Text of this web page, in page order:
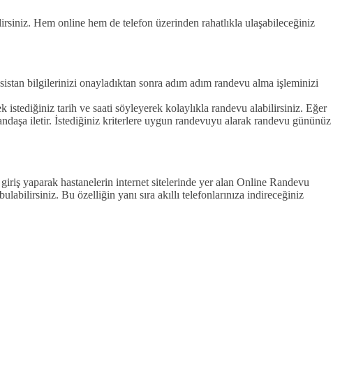
Hem online hem de telefon üzerinden rahatlıkla ulaşabileceğiniz
bilgilerinizi onayladıktan sonra adım adım randevu alma işleminizi
istediğiniz tarih ve saati söyleyerek kolaylıkla randevu alabilirsiniz. Eğer
iletir. İstediğiniz kriterlere uygun randevuyu alarak randevu gününüz
yaparak hastanelerin internet sitelerinde yer alan Online Randevu
Bu özelliğin yanı sıra akıllı telefonlarınıza indireceğiniz